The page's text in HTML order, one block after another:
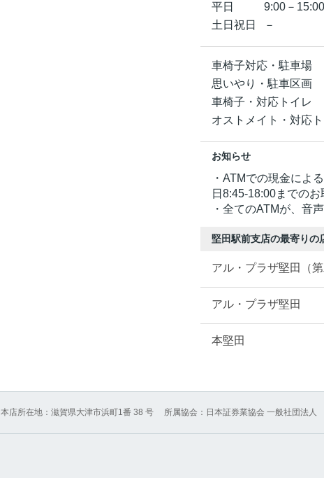
平日
9:00－15:00
土日祝日
－
車椅子対応・駐車場
思いやり・駐車区画
車椅子・対応トイレ
オストメイト・対応
お知らせ
・ATMでの現金によ
日8:45-18:00までの
・全てのATMが、音
堅田駅前支店の最寄りの
アル・プラザ堅田（
アル・プラザ堅田
本堅田
本店所在地：滋賀県大津市浜町1番 38 号 所属協会：日本証券業協会 一般社団法人